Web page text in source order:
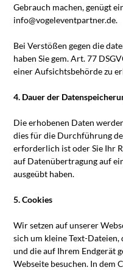
Gebrauch machen, genügt
info@vogeleventpartner.de.
Bei Verstößen gegen die
haben Sie gem. Art. 77
einer Aufsichtsbehörde zu
4. Dauer der
Die erhobenen Daten
dies für die Durchführung
erforderlich ist oder Sie Ihr
auf Datenübertragung auf
ausgeübt haben.
5. Cookies
Wir setzen auf unserer
sich um kleine Text-
und die auf Ihrem Endgerät
Webseite besuchen. In dem